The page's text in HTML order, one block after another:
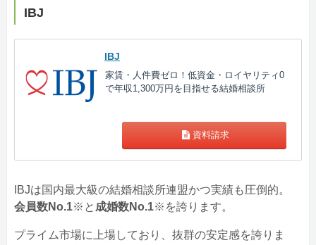
IBJ
IBJ
家賃・人件費ゼロ！低資金・ロイヤリティ0
で年収1,300万円を目指せる結婚相談所
資料請求
IBJは国内最大級の結婚相談所連盟かつ実績も圧倒的。
会員数No.1※と 成婚数No.1※を誇ります。
プライム市場に上場しており、抜群の安定感を誇りま